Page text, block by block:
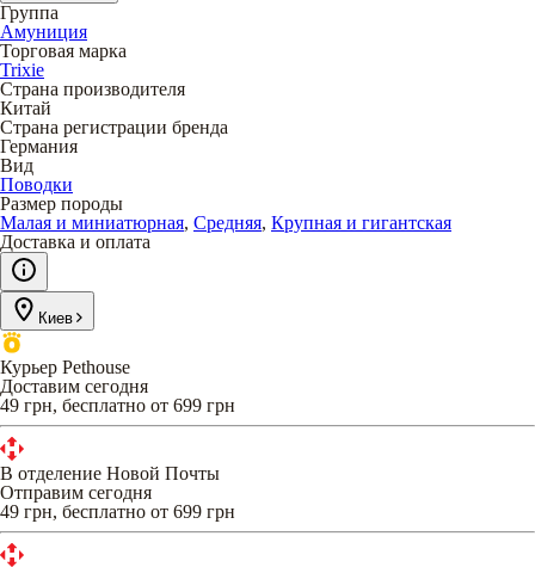
Группа
Амуниция
Торговая марка
Trixie
Страна производителя
Китай
Страна регистрации бренда
Германия
Вид
Поводки
Размер породы
Малая и миниатюрная, Средняя, Крупная и гигантская
Доставка и оплата
Киев
Курьер Pethouse
Доставим сегодня
49 грн, бесплатно от 699 грн
В отделение Новой Почты
Отправим сегодня
49 грн, бесплатно от 699 грн